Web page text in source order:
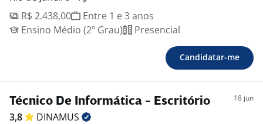
R$ 2.438,00
Entre 1 e 3 anos
Ensino Médio (2º Grau)
Presencial
Candidatar-me
Técnico De Informática - Escritório 18 jun
3,8
DINAMUS